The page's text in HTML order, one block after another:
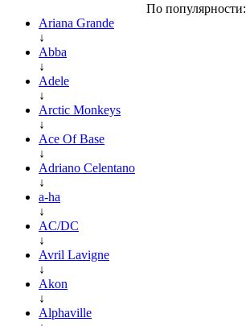
По популярности:
Ariana Grande
↓
Abba
↓
Adele
↓
Arctic Monkeys
↓
Ace Of Base
↓
Adriano Celentano
↓
a-ha
↓
AC/DC
↓
Avril Lavigne
↓
Akon
↓
Alphaville